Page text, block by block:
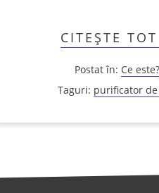
CITEȘTE TOT
Postat în: Ce este?
Taguri: purificator